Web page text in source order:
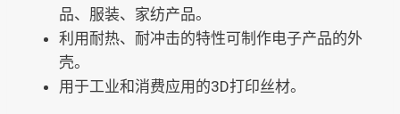
品、服装、家纺产品。
利用耐热、耐冲击的特性可制作电子产品的外
壳。
用于工业和消费应用的3D打印丝材。